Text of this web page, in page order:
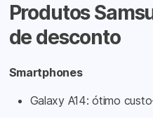
Produtos
de desconto
Smartphones
Galaxy A14: ótimo